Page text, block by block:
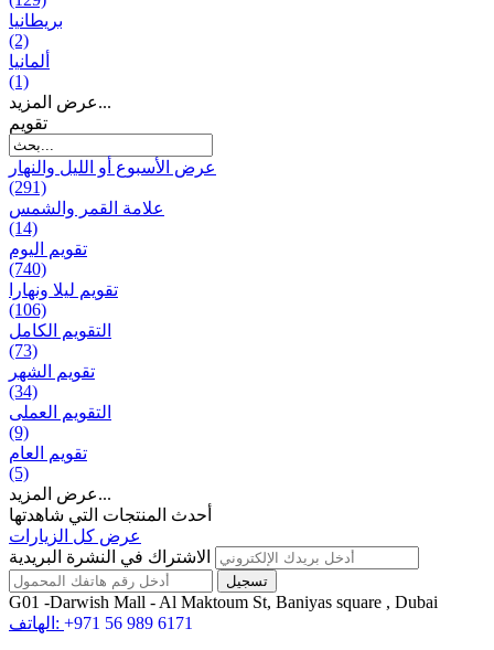
بریطانیا
(2)
ألمانيا
(1)
عرض المزيد...
تقويم
عرض الأسبوع أو الليل والنهار
(291)
علامة القمر والشمس
(14)
تقویم الیوم
(740)
تقويم ليلا ونهارا
(106)
التقويم الكامل
(73)
تقويم الشهر
(34)
التقويم العملی
(9)
تقويم العام
(5)
عرض المزيد...
أحدث المنتجات التي شاهدتها
عرض كل الزيارات
الاشتراك في النشرة البريدية
G01 -Darwish Mall - Al Maktoum St, Baniyas square , Dubai
الهاتف: +971 56 989 6171